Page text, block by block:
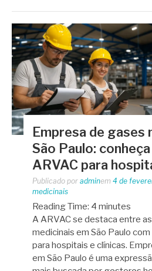
Empresa de gases
São Paulo:
ARVAC para
Publicado por adminem 4 de
medicinais
Reading Time: 4 minutes
A ARVAC se destaca entre
medicinais em São Paulo
para hospitais e clínicas.
em São Paulo é uma